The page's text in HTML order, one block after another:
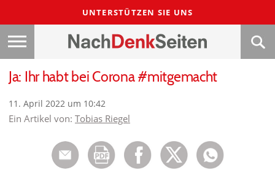
UNTERSTÜTZEN SIE UNS
Ja: Ihr habt bei Corona #mitgemacht
11. April 2022 um 10:42
Ein Artikel von: Tobias Riegel